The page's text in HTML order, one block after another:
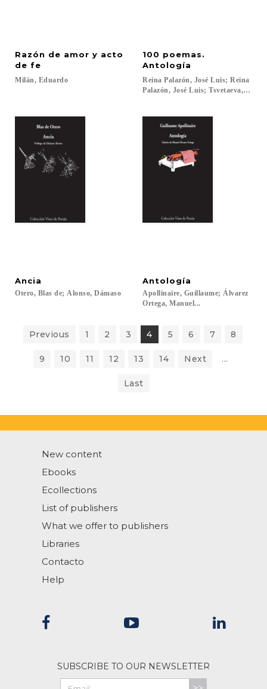
Razón de amor y acto
de fe
Milán, Eduardo
100 poemas.
Antología
Reina Palazón, José Luis; Reina
Palazón, José Luis; Tsvetaeva,
Ancia
Otero, Blas de; Alonso, Dámaso
Antología
Apollinaire, Guillaume; Álvarez
Ortega, Manuel...
Previous 1 2 3 4 5 6 7 8
9 10 11 12 13 14 Next ...
Last
New content
Ebooks
Ecollections
List of publishers
What we offer to publishers
Libraries
Contacto
Help
SUBSCRIBE TO OUR NEWSLETTER